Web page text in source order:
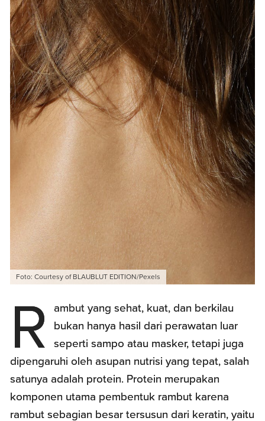
Foto: Courtesy of BLAUBLUT EDITION/Pexels
R
ambut yang sehat, kuat, dan berkilau
bukan hanya hasil dari perawatan luar
seperti sampo atau masker, tetapi juga
dipengaruhi oleh asupan nutrisi yang tepat, salah
satunya adalah protein. Protein merupakan
komponen utama pembentuk rambut karena
rambut sebagian besar tersusun dari keratin, yaitu